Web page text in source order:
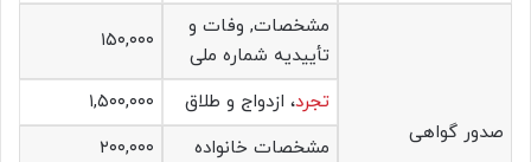
صدور گواهی
مشخصات, وفات و
تأییدیه شماره ملی
۱۵۰,۰۰۰
تجرد، ازدواج و طلاق
۱,۵۰۰,۰۰۰
مشخصات خانواده
۲۰۰,۰۰۰